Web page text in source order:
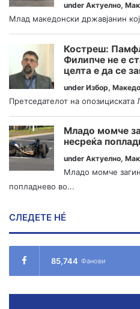
under Актуелно,
Млад македонски државјанин
Костреш:
Филипче не е
целта е да се
under Избор,
Претседателот на опозициската
Младо момче
несреќа
under Актуелно,
Младо момче
попладнево во...
СЛЕДЕТЕ НÉ
85,744 Фанови